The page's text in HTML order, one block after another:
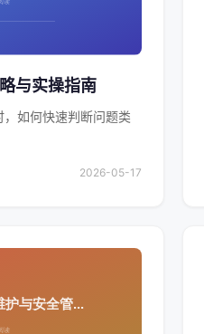
与实操指南
如何快速判断问题类
2026-05-17